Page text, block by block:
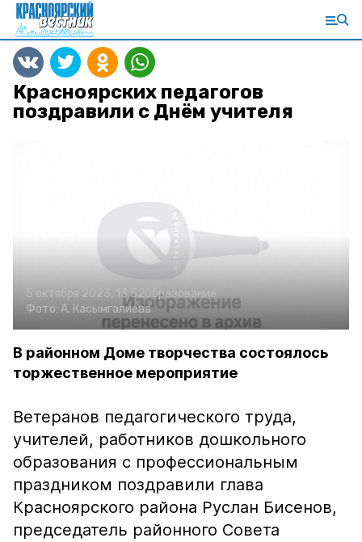
Красноярских педагогов
поздравили с Днём учителя
5 октября 2023, 13:52Образование
Фото: А. Касымгалиева
В районном Доме творчества состоялось
торжественное мероприятие
Ветеранов педагогического труда,
учителей, работников дошкольного
образования с профессиональным
праздником поздравили глава
Красноярского района Руслан Бисенов,
председатель районного Совета